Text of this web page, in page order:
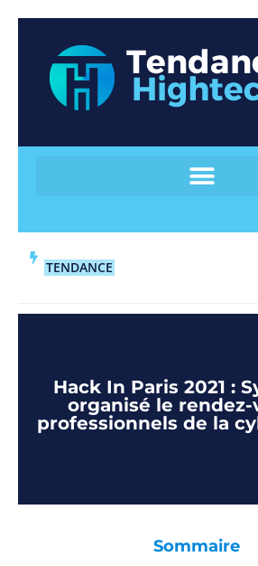
TENDANCE
Hack In Paris 2021 :
organisé le rendez-
professionnels de la
Sommaire